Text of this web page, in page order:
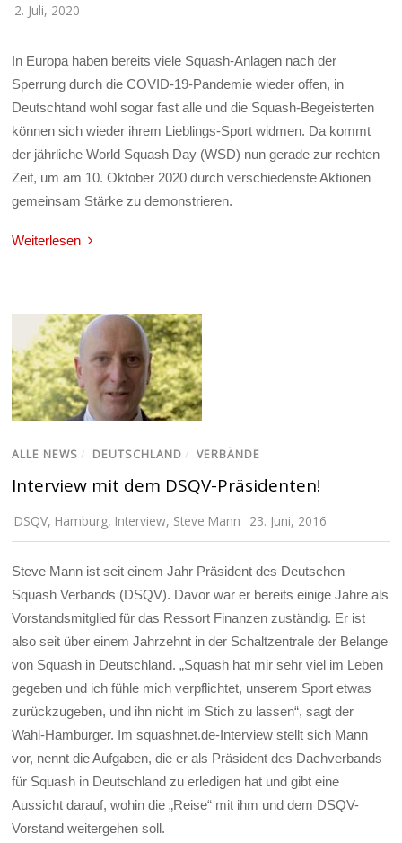
2. Juli, 2020
In Europa haben bereits viele Squash-Anlagen nach der
Sperrung durch die COVID-19-Pandemie wieder offen, in
Deutschtand wohl sogar fast alle und die Squash-Begeisterten
können sich wieder ihrem Lieblings-Sport widmen. Da kommt
der jährliche World Squash Day (WSD) nun gerade zur rechten
Zeit, um am 10. Oktober 2020 durch verschiedenste Aktionen
gemeinsam Stärke zu demonstrieren.
Weiterlesen
ALLE NEWS / DEUTSCHLAND / VERBÄNDE
Interview mit dem DSQV-Präsidenten!
DSQV, Hamburg, Interview, Steve Mann 23. Juni, 2016
Steve Mann ist seit einem Jahr Präsident des Deutschen
Squash Verbands (DSQV). Davor war er bereits einige Jahre als
Vorstandsmitglied für das Ressort Finanzen zuständig. Er ist
also seit über einem Jahrzehnt in der Schaltzentrale der Belange
von Squash in Deutschland. „Squash hat mir sehr viel im Leben
gegeben und ich fühle mich verpflichtet, unserem Sport etwas
zurückzugeben, und ihn nicht im Stich zu lassen“, sagt der
Wahl-Hamburger. Im squashnet.de-Interview stellt sich Mann
vor, nennt die Aufgaben, die er als Präsident des Dachverbands
für Squash in Deutschland zu erledigen hat und gibt eine
Aussicht darauf, wohin die „Reise“ mit ihm und dem DSQV-
Vorstand weitergehen soll.